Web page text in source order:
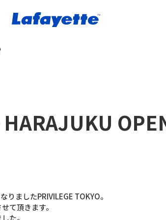
ましたPRIVILEGE TOKYO。
て頂きます。
た。